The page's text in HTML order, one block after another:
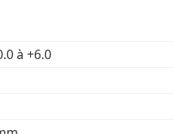
qui bloque 87% des
la protection
les lentilles ne
soleil
comparatif
à +6.0